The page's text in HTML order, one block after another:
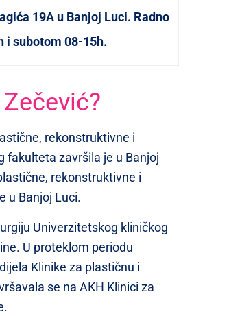
19A u Banjoj Luci. Radno
i subotom 08-15h.
rekonstruktivne i
fakulteta završila je u Banjoj
rekonstruktivne i
u Banjoj Luci.
Univerzitetskog kliničkog
U proteklom periodu
Klinike za plastičnu i
se na AKH Klinici za